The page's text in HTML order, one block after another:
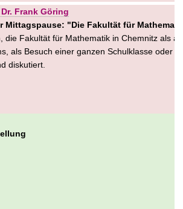
Dr. Frank Göring
Mittagspause: "Die Fakultät für
die Fakultät für Mathematik in Chemnitz als
als Besuch einer ganzen Schulklasse oder
diskutiert.